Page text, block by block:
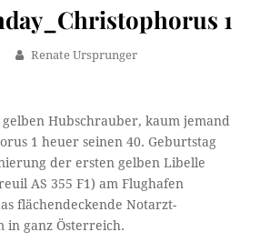
1
Renate Ursprunger
Hubschrauber, kaum jemand
1 heuer seinen 40. Geburtstag
der ersten gelben Libelle
AS 355 F1) am Flughafen
flächendeckende Notarzt-
in ganz Österreich.